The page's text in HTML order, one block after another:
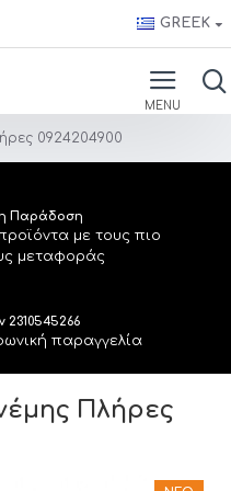
GREEK
0924204900
Παράδοση
με τους πιο
μεταφοράς
2310545266
παραγγελία
Πλήρες